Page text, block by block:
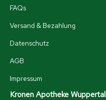
FAQs
Versand & Bezahlung
Datenschutz
AGB
Impressum
Kronen Apotheke Wuppertal